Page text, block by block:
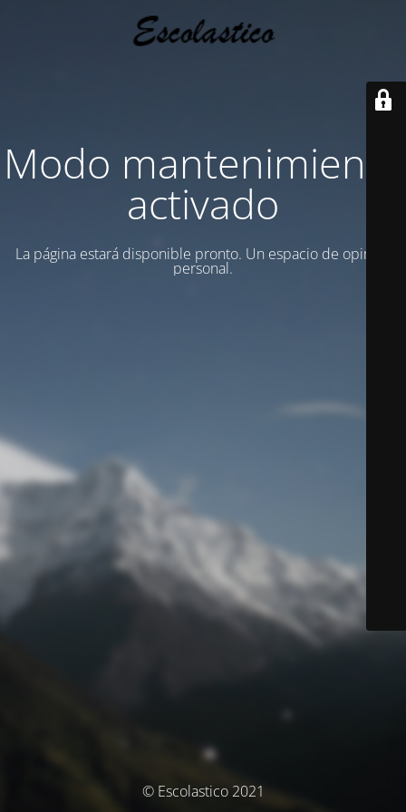
Modo mantenimiento
activado
La página estará disponible pronto. Un espacio de opinion
personal.
© Escolastico 2021